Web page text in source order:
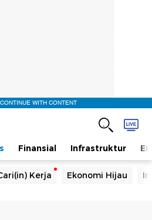
WITH CONTENT
Finansial Infrastruktur
Kerja Ekonomi Hijau